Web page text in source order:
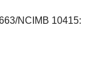
NCIMB 10415: